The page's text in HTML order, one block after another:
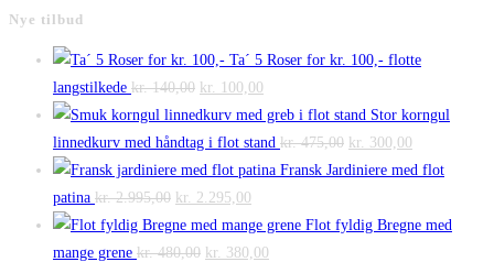
Nye tilbud
Ta´ 5 Roser for kr. 100,- flotte
langstilkede kr.140,00 Den
oprindelige
pris
var:
kr. 140,00.
kr. 100,00
aktuelle
pris
er:
Stor korngul
linnedkurv med håndtag i flot stand kr.475,00 Den
oprindelige
var:
kr. 300,00
aktuelle
er:
Fransk Jardiniere med flot
patina kr.2.995,00 Den
oprindelige
pris
kr. 2.295,00
aktuelle
pris
Flot fyldig Bregne med
mange grene kr.480,00 Den
kr. 380,00